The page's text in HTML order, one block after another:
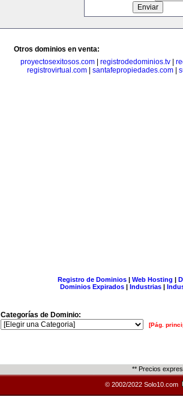
Otros dominios en venta:
proyectosexitosos.com
registrodedominios.tv
registrovirtual.com
santafepropiedades.com
Registro de Dominios| Web Hosting |
Dominios Expirados | Industrias |
Categorías de Dominio:
[Pág.
** Precios
© 2002/2022 Solo10.com